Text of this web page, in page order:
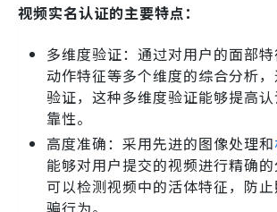
视频实名认证的主要特点：
多维度验证：通过对用户的面部特
动作特征等多个维度的综合分析
验证，这种多维度验证能够提高
靠性。
高度准确：采用先进的图像处理和
能够对用户提交的视频进行精确
可以检测视频中的活体特征，防
骗行为。